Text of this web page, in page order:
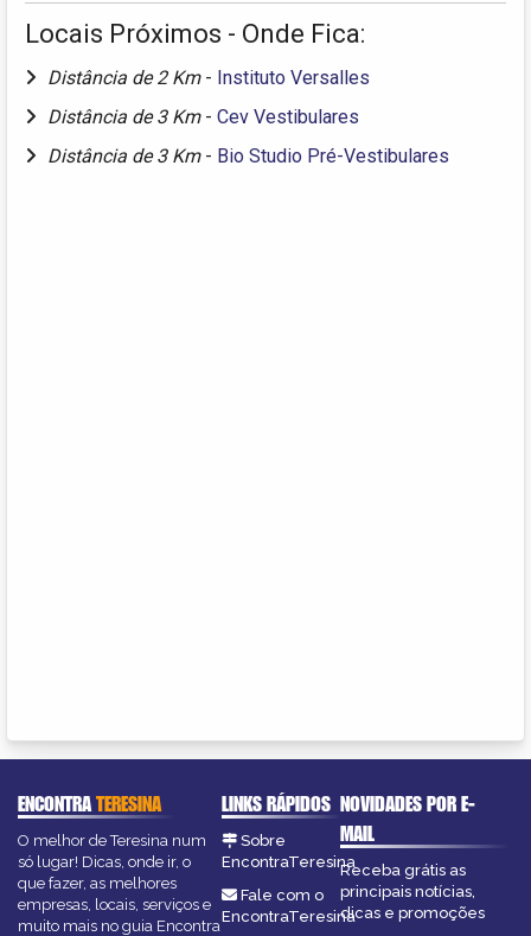
Locais Próximos - Onde Fica:
Distância de 2 Km - Instituto Versalles
Distância de 3 Km - Cev Vestibulares
Distância de 3 Km - Bio Studio Pré-Vestibulares
ENCONTRATERESINA
O melhor de Teresina num
só lugar! Dicas, onde ir, o
que fazer, as melhores
empresas, locais, serviços e
muito mais no guia Encontra
LINKS RÁPIDOS
Sobre
EncontraTeresina
Fale com o
EncontraTeresina
NOVIDADES POR E-
MAIL
Receba grátis as
principais notícias,
dicas e promoções